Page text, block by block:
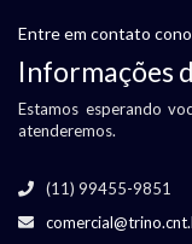
Entre em contato
Informações
Estamos esperando
atenderemos.
(11) 99455-9851